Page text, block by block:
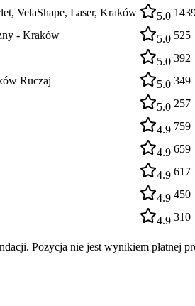
VelaShape, Laser, Kraków 5.0
- Kraków 5.0 525
5.0 392
Ruczaj 5.0 349
5.0 257
4.9 759
4.9 659
4.9 617
4.9 450
4.9 310
Pozycja nie jest wynikiem płatnej